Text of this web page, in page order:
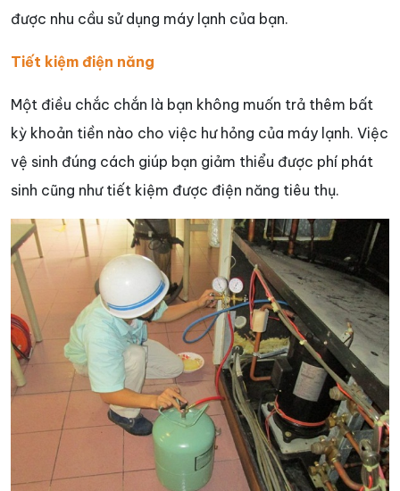
được nhu cầu sử dụng máy lạnh của bạn.
Tiết kiệm điện năng
Một điều chắc chắn là bạn không muốn trả thêm bất
kỳ khoản tiền nào cho việc hư hỏng của máy lạnh. Việc
vệ sinh đúng cách giúp bạn giảm thiểu được phí phát
sinh cũng như tiết kiệm được điện năng tiêu thụ.